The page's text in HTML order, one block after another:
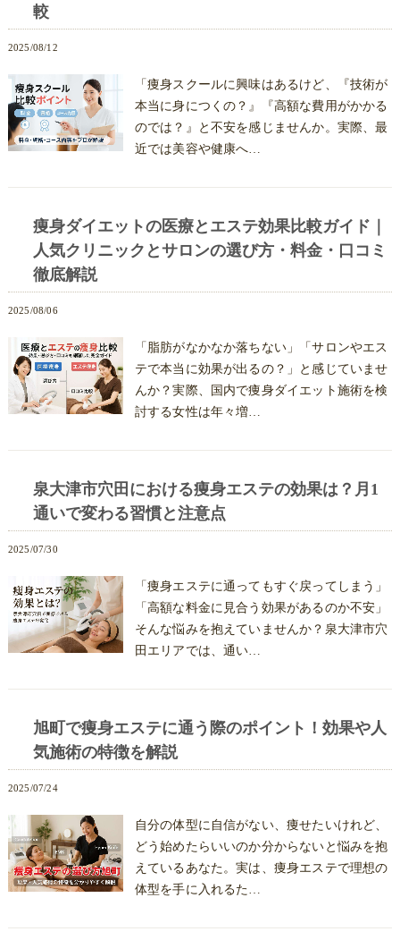
較
2025/08/12
「痩身スクールに興味はあるけど、『技術が
本当に身につくの？』『高額な費用がかかる
のでは？』と不安を感じませんか。実際、最
近では美容や健康へ…
痩身ダイエットの医療とエステ効果比較ガイド｜
人気クリニックとサロンの選び方・料金・口コミ
徹底解説
2025/08/06
「脂肪がなかなか落ちない」「サロンやエス
テで本当に効果が出るの？」と感じていませ
んか？実際、国内で痩身ダイエット施術を検
討する女性は年々増…
泉大津市穴田における痩身エステの効果は？月1
通いで変わる習慣と注意点
2025/07/30
「痩身エステに通ってもすぐ戻ってしまう」
「高額な料金に見合う効果があるのか不安」
そんな悩みを抱えていませんか？泉大津市穴
田エリアでは、通い…
旭町で痩身エステに通う際のポイント！効果や人
気施術の特徴を解説
2025/07/24
自分の体型に自信がない、痩せたいけれど、
どう始めたらいいのか分からないと悩みを抱
えているあなた。実は、痩身エステで理想の
体型を手に入れるた…